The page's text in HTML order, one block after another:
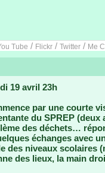
Tube / Flickr / Twitter / Me
19 avril 23h
par une courte
du SPREP
des déchets…
échanges avec
des niveaux scolaires
des lieux, la main